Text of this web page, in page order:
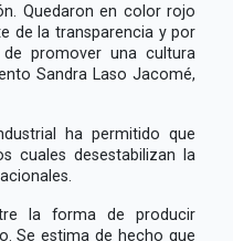
Quedaron en color rojo
de la transparencia y por
promover una cultura
Sandra Laso Jacomé,
ha permitido que
cuales desestabilizan la
la forma de producir
Se estima de hecho que